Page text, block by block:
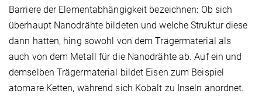
Barriere der Elementabhängigkeit bezeichnen: Ob sich
überhaupt Nanodrähte bildeten und welche Struktur diese
dann hatten, hing sowohl von dem Trägermaterial als
auch von dem Metall für die Nanodrähte ab. Auf ein und
demselben Trägermaterial bildet Eisen zum Beispiel
atomare Ketten, während sich Kobalt zu Inseln anordnet.